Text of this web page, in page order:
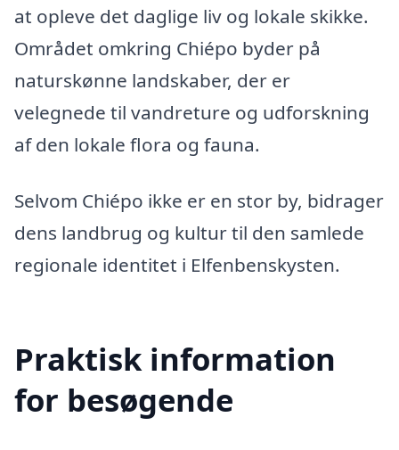
at opleve det daglige liv og lokale skikke.
Området omkring Chiépo byder på
naturskønne landskaber, der er
velegnede til vandreture og udforskning
af den lokale flora og fauna.
Selvom Chiépo ikke er en stor by, bidrager
dens landbrug og kultur til den samlede
regionale identitet i Elfenbenskysten.
Praktisk information
for besøgende